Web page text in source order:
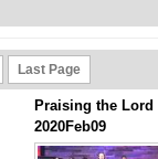
Last Page
Praising the Lord
2020Feb09